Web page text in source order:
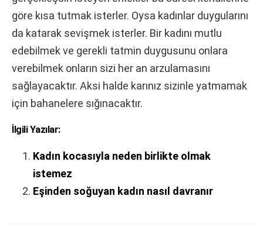
göre kısa tutmak isterler. Oysa kadınlar duygularını
da katarak sevişmek isterler. Bir kadını mutlu
edebilmek ve gerekli tatmin duygusunu onlara
verebilmek onların sizi her an arzulamasını
sağlayacaktır. Aksi halde karınız sizinle yatmamak
için bahanelere sığınacaktır.
İlgili Yazılar:
Kadın kocasıyla neden birlikte olmak
istemez
Eşinden soğuyan kadın nasıl davranır